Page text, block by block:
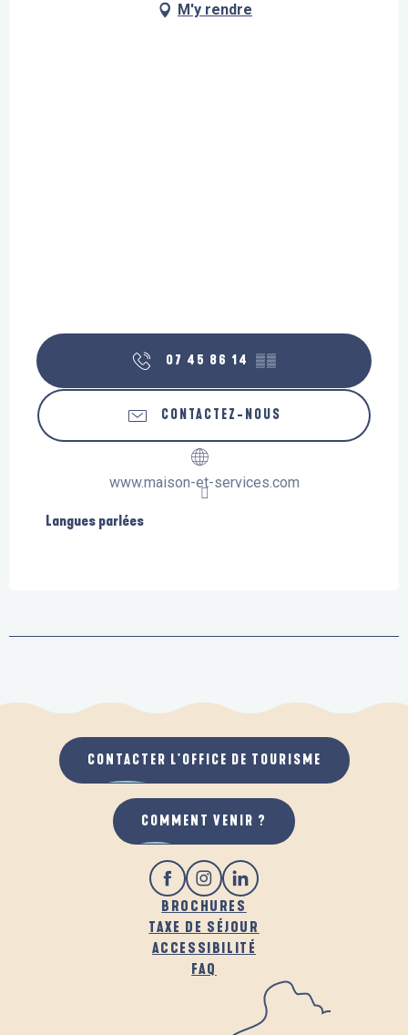
M'y rendre
07 45 86 14 ▒▒
CONTACTEZ-NOUS
www.maison-et-services.com
Langues parlées
Langues parlées
BROCHURES
TAXE DE SÉJOUR
ACCESSIBILITÉ
FAQ
CONTACTER L'OFFICE DE TOURISME
COMMENT VENIR ?